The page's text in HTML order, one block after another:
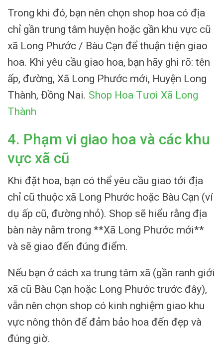
Trong khi đó, bạn nên chọn shop hoa có địa
chỉ gần trung tâm huyện hoặc gần khu vực cũ
xã Long Phước / Bàu Cạn để thuận tiện giao
hoa. Khi yêu cầu giao hoa, bạn hãy ghi rõ: tên
ấp, đường, Xã Long Phước mới, Huyện Long
Thành, Đồng Nai. Shop Hoa Tươi Xã Long
Thành
4. Phạm vi giao hoa và các khu
vực xã cũ
Khi đặt hoa, bạn có thể yêu cầu giao tới địa
chỉ cũ thuộc xã Long Phước hoặc Bàu Cạn (ví
dụ ấp cũ, đường nhỏ). Shop sẽ hiểu rằng địa
bàn này nằm trong **Xã Long Phước mới**
và sẽ giao đến đúng điểm.
Nếu bạn ở cách xa trung tâm xã (gần ranh giới
xã cũ Bàu Cạn hoặc Long Phước trước đây),
vẫn nên chọn shop có kinh nghiệm giao khu
vực nông thôn để đảm bảo hoa đến đẹp và
đúng giờ.